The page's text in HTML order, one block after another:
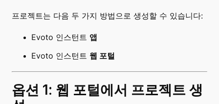
프로젝트는 다음 두 가지 방법으로 생성할 수 있습니다:
Evoto 인스턴트 앱
Evoto 인스턴트 웹 포털
옵션 1: 웹 포털에서 프로젝트 생